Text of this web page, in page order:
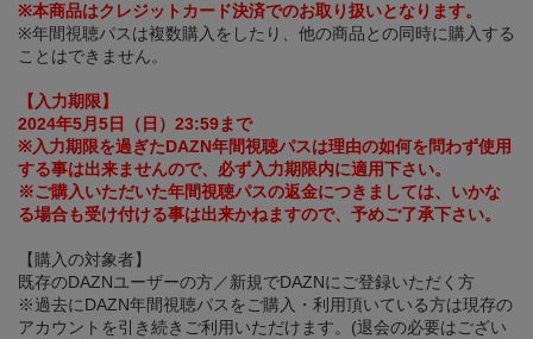
※本商品はクレジットカード決済でのお取り扱いとなります。
※年間視聴パスは複数購入をしたり、他の商品との同時に購入する
ことはできません。
【入力期限】
2024年5月5日（日）23:59まで
※入力期限を過ぎたDAZN年間視聴パスは理由の如何を問わず使用
する事は出来ませんので、必ず入力期限内に適用下さい。
※ご購入いただいた年間視聴パスの返金につきましては、いかな
る場合も受け付ける事は出来かねますので、予めご了承下さい。
【購入の対象者】
既存のDAZNユーザーの方／新規でDAZNにご登録いただく方
※過去にDAZN年間視聴パスをご購入・利用頂いている方は現存の
アカウントを引き続きご利用いただけます。(退会の必要はござい